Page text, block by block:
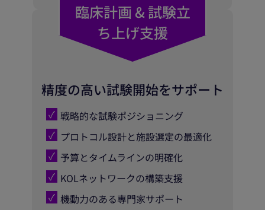
臨床計画 & 試験立
ち上げ支援
精度の高い試験開始をサポート
戦略的な試験ポジショニング
プロトコル設計と施設選定の最適化
予算とタイムラインの明確化
KOLネットワークの構築支援
機動力のある専門家サポート